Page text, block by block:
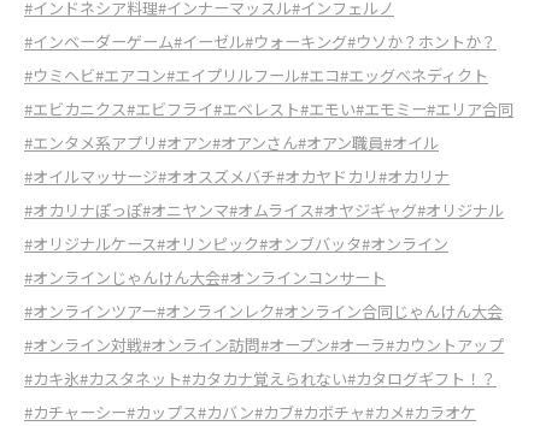
#インドネシア料理#インナーマッスル#インフェルノ
#インベーダーゲーム#イーゼル#ウォーキング#ウソか？ホントか？
#ウミヘビ#エアコン#エイプリルフール#エコ#エッグベネディクト
#エビカニクス#エビフライ#エベレスト#エモい#エモミー#エリア合同
#エンタメ系アプリ#オアン#オアンさん#オアン職員#オイル
#オイルマッサージ#オオスズメバチ#オカヤドカリ#オカリナ
#オカリナぽっぽ#オニヤンマ#オムライス#オヤジギャグ#オリジナル
#オリジナルケース#オリンピック#オンブバッタ#オンライン
#オンラインじゃんけん大会#オンラインコンサート
#オンラインツアー#オンラインレク#オンライン合同じゃんけん大会
#オンライン対戦#オンライン訪問#オープン#オーラ#カウントアップ
#カキ氷#カスタネット#カタカナ覚えられない#カタログギフト！？
#カチャーシー#カップス#カバン#カブ#カボチャ#カメ#カラオケ